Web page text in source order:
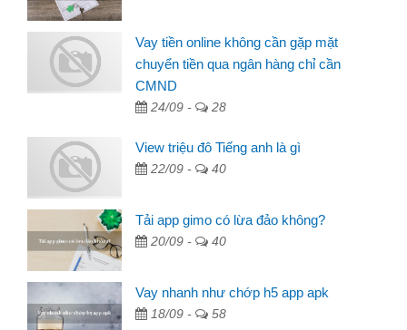
Vay tiền online không cần gặp mặt
chuyển tiền qua ngân hàng chỉ cần
CMND
24/09 - 28
View triệu đô Tiếng anh là gì
22/09 - 40
Tải app gimo có lừa đảo không?
20/09 - 40
Vay nhanh như chớp h5 app apk
18/09 - 58